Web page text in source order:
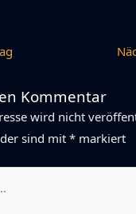
Kommentar
wird nicht
sind mit * markiert